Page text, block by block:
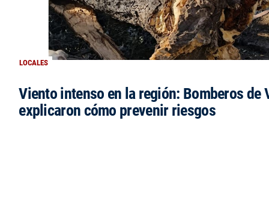
LOCALES
Viento intenso en la región: Bomberos de
explicaron cómo prevenir riesgos